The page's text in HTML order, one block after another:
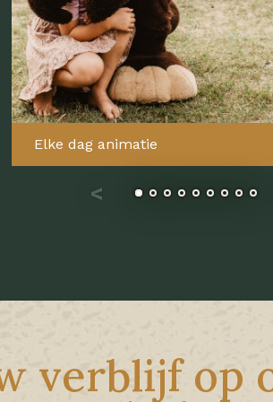
Elke dag animatie
verblijf op